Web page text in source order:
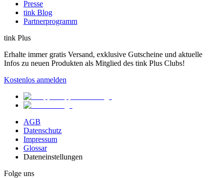
Presse
tink Blog
Partnerprogramm
tink Plus
Erhalte immer gratis Versand, exklusive Gutscheine und aktuelle
Infos zu neuen Produkten als Mitglied des tink Plus Clubs!
Kostenlos anmelden
AGB
Datenschutz
Impressum
Glossar
Dateneinstellungen
Folge uns